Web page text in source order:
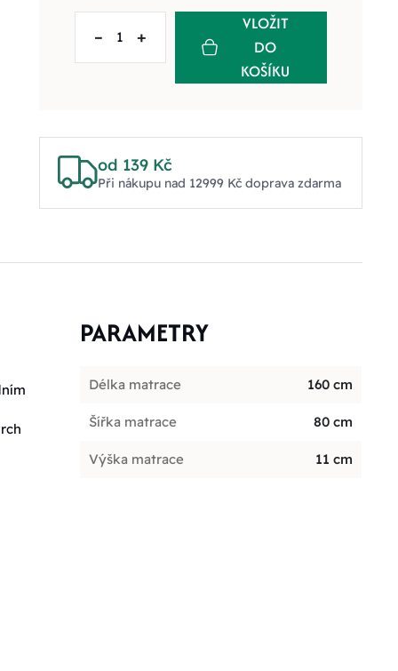
– +
VLOŽIT
DO
KOŠÍKU
od 139 Kč
Při nákupu nad 12999 Kč doprava zdarma
PARAMETRY
Délka matrace 160 cm
Šířka matrace 80 cm
Výška matrace 11 cm